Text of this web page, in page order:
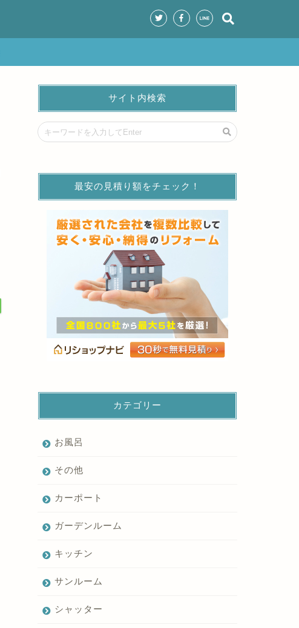
サイト内検索
最安の見積り額をチェック！
カテゴリー
お風呂
その他
カーポート
ガーデンルーム
キッチン
サンルーム
シャッター